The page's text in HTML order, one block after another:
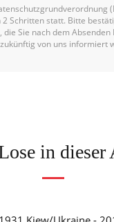
2 Schritten statt. Bitte
Sie nach dem Absenden
von uns informiert
in dieser